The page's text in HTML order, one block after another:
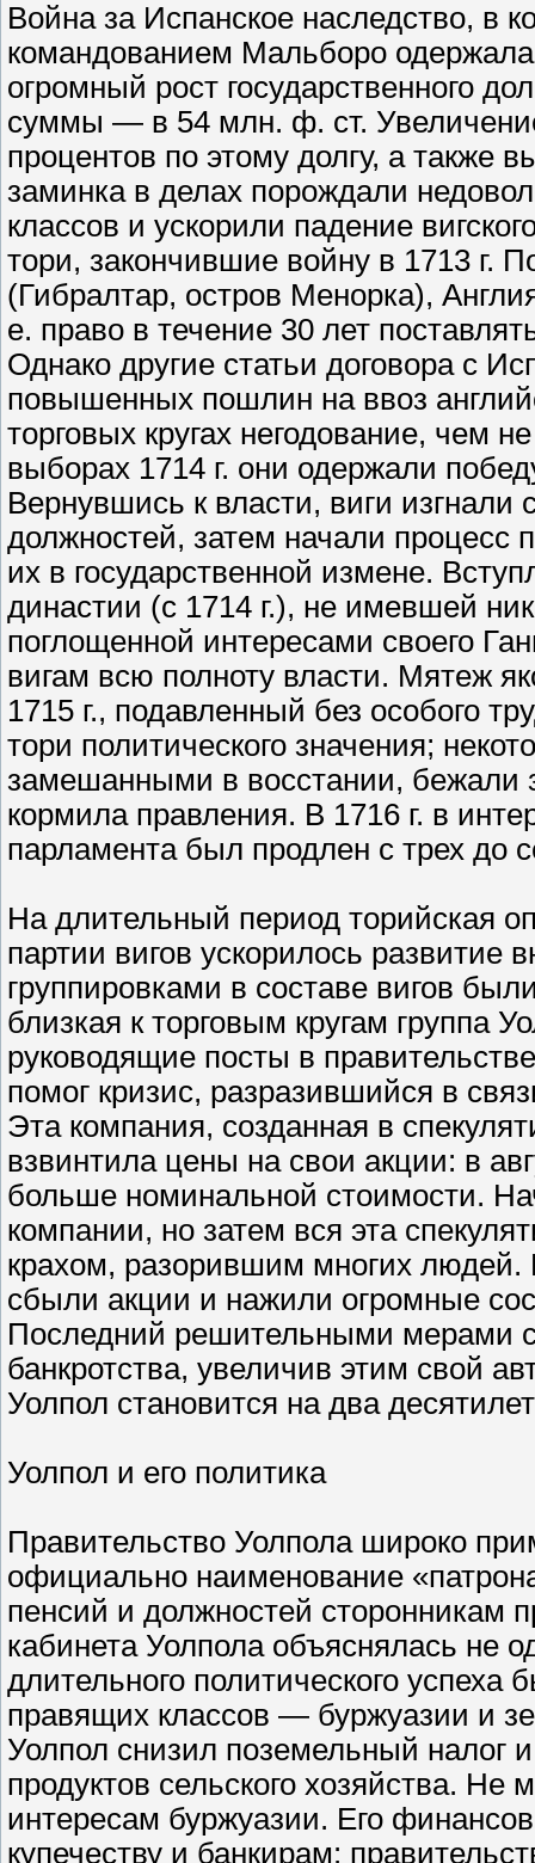
Война за Испанское наследство, в
командованием Мальборо
огромный рост государственного
суммы — в 54 млн. ф. ст.
процентов по этому долгу, а также
заминка в делах порождали
классов и ускорили падение
тори, закончившие войну в 1713 г.
(Гибралтар, остров Менорка),
е. право в течение 30 лет
Однако другие статьи договора с
повышенных пошлин на ввоз
торговых кругах негодование, чем
выборах 1714 г. они одержали
Вернувшись к власти, виги изгнали
должностей, затем начали процесс
их в государственной измене.
династии (с 1714 г.), не имевшей
поглощенной интересами своего
вигам всю полноту власти. Мятеж
1715 г., подавленный без особого
тори политического значения;
замешанными в восстании, бежали
кормила правления. В 1716 г. в
парламента был продлен с трех до
На длительный период торийская
партии вигов ускорилось развитие
группировками в составе вигов
близкая к торговым кругам группа
руководящие посты в
помог кризис, разразившийся в
Эта компания, созданная в
взвинтила цены на свои акции: в
больше номинальной стоимости.
компании, но затем вся эта
крахом, разорившим многих
сбыли акции и нажили огромные
Последний решительными мерами
банкротства, увеличив этим свой
Уолпол становится на два
Уолпол и его политика
Правительство Уолпола широко
официально наименование
пенсий и должностей сторонникам
кабинета Уолпола объяснялась не
длительного политического успеха
правящих классов — буржуазии и
Уолпол снизил поземельный налог
продуктов сельского хозяйства.
интересам буржуазии. Его
купечеству и банкирам: